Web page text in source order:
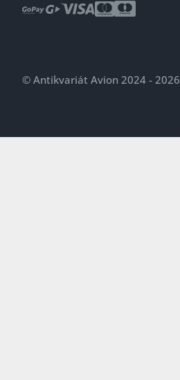
© Antikvariát Avion 2024 - 2026